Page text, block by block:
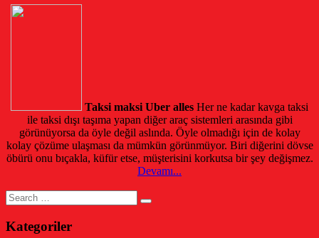
Taksi maksi Uber alles Her ne kadar kavga taksi
ile taksi dışı taşıma yapan diğer araç sistemleri arasında gibi
görünüyorsa da öyle değil aslında. Öyle olmadığı için de kolay
kolay çözüme ulaşması da mümkün görünmüyor. Biri diğerini dövse
öbürü onu bıçakla, küfür etse, müşterisini korkutsa bir şey değişmez.
Devamı...
Search
for:
Kategoriler